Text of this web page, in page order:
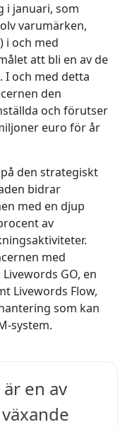
för globala
kvalitet
oss
i januari, som
varumärken,
i och med
att bli en av de
I och med detta
den
och förutser
euro för år
den strategiskt
bidrar
med en djup
av
med
GO, en
Livewords Flow,
som kan
system.
en av